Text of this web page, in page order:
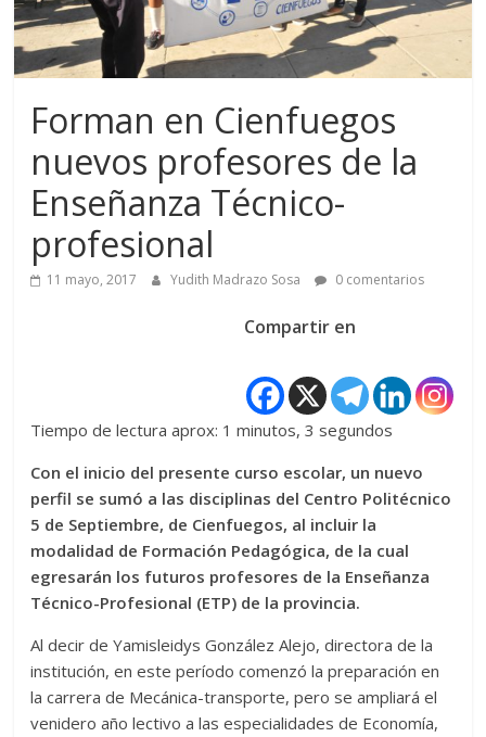
Forman en Cienfuegos
nuevos profesores de la
Enseñanza Técnico-
profesional
11 mayo, 2017 Yudith Madrazo Sosa 0 comentarios
Compartir en
Tiempo de lectura aprox: 1 minutos, 3 segundos
Con el inicio del presente curso escolar, un nuevo
perfil se sumó a las disciplinas del Centro Politécnico
5 de Septiembre, de Cienfuegos, al incluir la
modalidad de Formación Pedagógica, de la cual
egresarán los futuros profesores de la Enseñanza
Técnico-Profesional (ETP) de la provincia.
Al decir de Yamisleidys González Alejo, directora de la
institución, en este período comenzó la preparación en
la carrera de Mecánica-transporte, pero se ampliará el
venidero año lectivo a las especialidades de Economía,